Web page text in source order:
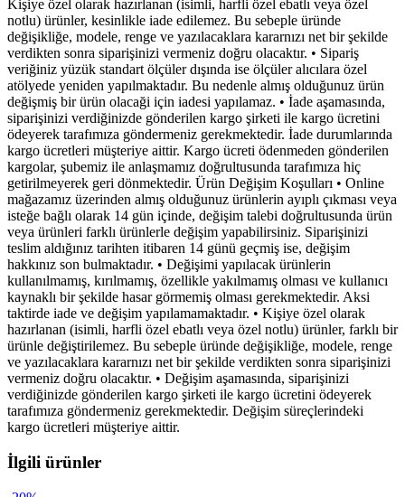
Kişiye özel olarak hazırlanan (isimli, harfli özel ebatlı veya özel
notlu) ürünler, kesinlikle iade edilemez. Bu sebeple üründe
değişikliğe, modele, renge ve yazılacaklara kararnızı net bir şekilde
verdikten sonra siparişinizi vermeniz doğru olacaktır. • Sipariş
veriğiniz yüzük standart ölçüler dışında ise ölçüler alıcılara özel
atölyede yeniden yapılmaktadır. Bu nedenle almış olduğunuz ürün
değişmiş bir ürün olacaği için iadesi yapılamaz. • İade aşamasında,
siparişinizi verdiğinizde gönderilen kargo şirketi ile kargo ücretini
ödeyerek tarafımıza göndermeniz gerekmektedir. İade durumlarında
kargo ücretleri müşteriye aittir. Kargo ücreti ödenmeden gönderilen
kargolar, şubemiz ile anlaşmamız doğrultusunda tarafımıza hiç
getirilmeyerek geri dönmektedir. Ürün Değişim Koşulları • Online
mağazamız üzerinden almış olduğunuz ürünlerin ayıplı çıkması veya
isteğe bağlı olarak 14 gün içinde, değişim talebi doğrultusunda ürün
veya ürünleri farklı ürünlerle değişim yapabilirsiniz. Siparişinizi
teslim aldığınız tarihten itibaren 14 günü geçmiş ise, değişim
hakkınız son bulmaktadır. • Değişimi yapılacak ürünlerin
kullanılmamış, kırılmamış, özellikle yakılmamış olması ve kullanıcı
kaynaklı bir şekilde hasar görmemiş olması gerekmektedir. Aksi
taktirde iade ve değişim yapılamamaktadır. • Kişiye özel olarak
hazırlanan (isimli, harfli özel ebatlı veya özel notlu) ürünler, farklı bir
ürünle değiştirilemez. Bu sebeple üründe değişikliğe, modele, renge
ve yazılacaklara kararnızı net bir şekilde verdikten sonra siparişinizi
vermeniz doğru olacaktır. • Değişim aşamasında, siparişinizi
verdiğinizde gönderilen kargo şirketi ile kargo ücretini ödeyerek
tarafımıza göndermeniz gerekmektedir. Değişim süreçlerindeki
kargo ücretleri müşteriye aittir.
İlgili ürünler